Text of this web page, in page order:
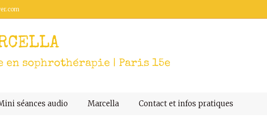
sophrothérapie | Paris 15e
séances audio Marcella Contact et infos pratiques